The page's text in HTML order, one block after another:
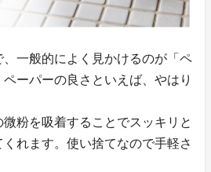
一般的によく見かけるのが「ペ
ーパーの良さといえば、やはり
粉を吸着することでスッキリと
れます。使い捨てなので手軽さ